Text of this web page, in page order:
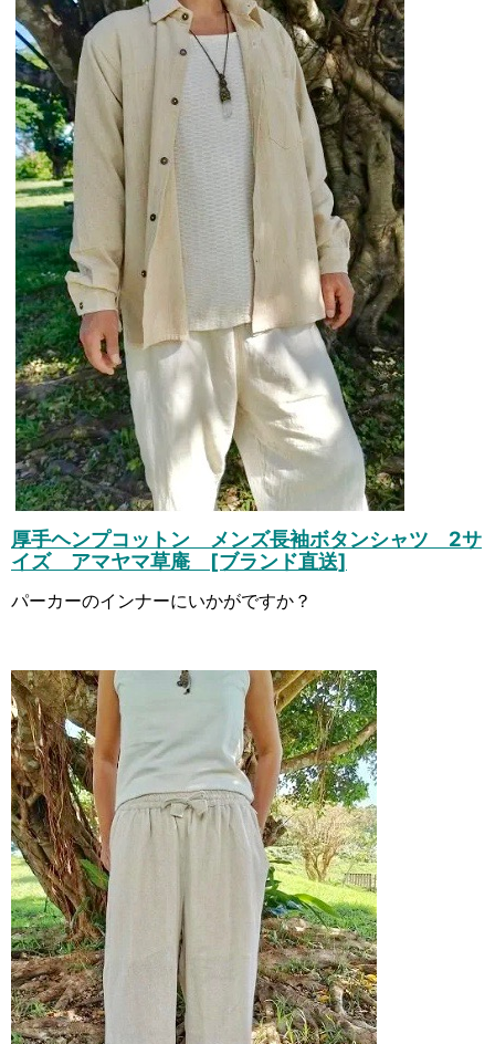
厚手ヘンプコットン メンズ長袖ボタンシャツ 2サ
イズ アマヤマ草庵 [ブランド直送]
パーカーのインナーにいかがですか？